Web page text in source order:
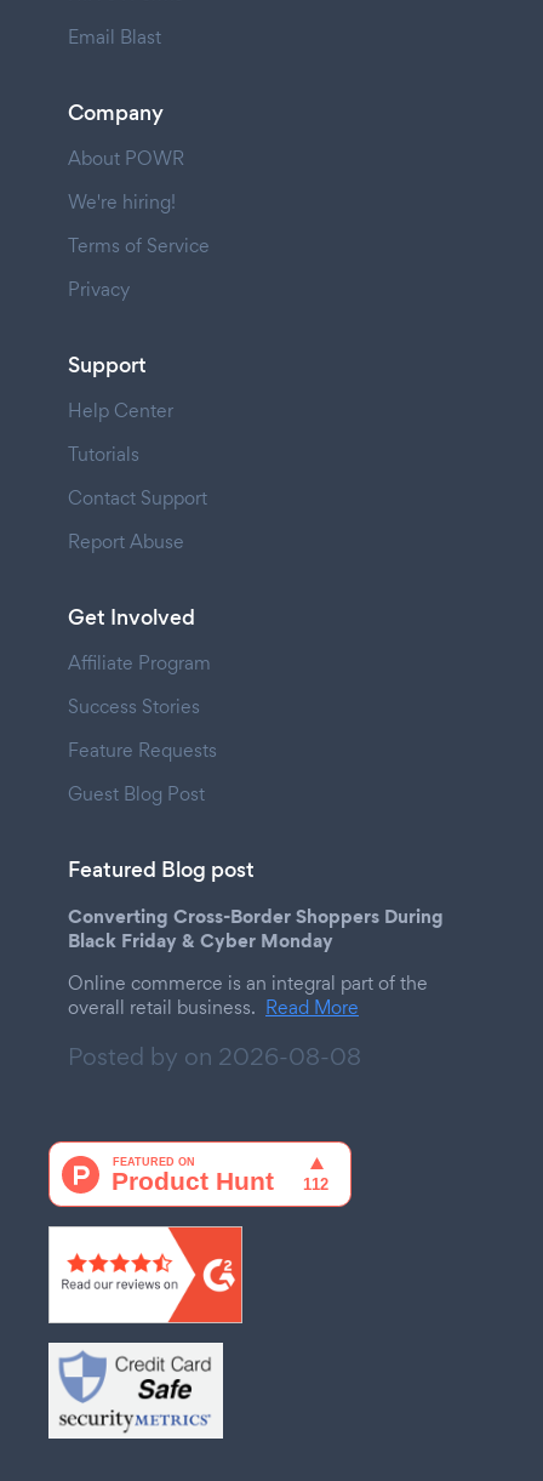
Email Blast
Company
About POWR
We're hiring!
Terms of Service
Privacy
Support
Help Center
Tutorials
Contact Support
Report Abuse
Get Involved
Affiliate Program
Success Stories
Feature Requests
Guest Blog Post
Featured Blog post
Converting Cross-Border Shoppers During
Black Friday & Cyber Monday
Online commerce is an integral part of the
overall retail business. Read More
Posted by on 2026-08-08